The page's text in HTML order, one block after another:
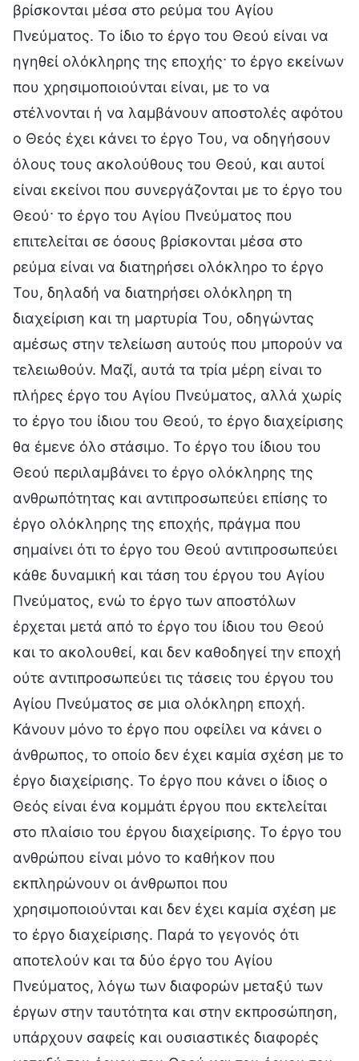
βρίσκονται μέσα στο ρεύμα του Αγίου
Πνεύματος. Το ίδιο το έργο του Θεού είναι να
ηγηθεί ολόκληρης της εποχής· το έργο εκείνων
που χρησιμοποιούνται είναι, με το να
στέλνονται ή να λαμβάνουν αποστολές αφότου
ο Θεός έχει κάνει το έργο Του, να οδηγήσουν
όλους τους ακολούθους του Θεού, και αυτοί
είναι εκείνοι που συνεργάζονται με το έργο του
Θεού· το έργο του Αγίου Πνεύματος που
επιτελείται σε όσους βρίσκονται μέσα στο
ρεύμα είναι να διατηρήσει ολόκληρο το έργο
Του, δηλαδή να διατηρήσει ολόκληρη τη
διαχείριση και τη μαρτυρία Του, οδηγώντας
αμέσως στην τελείωση αυτούς που μπορούν να
τελειωθούν. Μαζί, αυτά τα τρία μέρη είναι το
πλήρες έργο του Αγίου Πνεύματος, αλλά χωρίς
το έργο του ίδιου του Θεού, το έργο διαχείρισης
θα έμενε όλο στάσιμο. Το έργο του ίδιου του
Θεού περιλαμβάνει το έργο ολόκληρης της
ανθρωπότητας και αντιπροσωπεύει επίσης το
έργο ολόκληρης της εποχής, πράγμα που
σημαίνει ότι το έργο του Θεού αντιπροσωπεύει
κάθε δυναμική και τάση του έργου του Αγίου
Πνεύματος, ενώ το έργο των αποστόλων
έρχεται μετά από το έργο του ίδιου του Θεού
και το ακολουθεί, και δεν καθοδηγεί την εποχή
ούτε αντιπροσωπεύει τις τάσεις του έργου του
Αγίου Πνεύματος σε μια ολόκληρη εποχή.
Κάνουν μόνο το έργο που οφείλει να κάνει ο
άνθρωπος, το οποίο δεν έχει καμία σχέση με το
έργο διαχείρισης. Το έργο που κάνει ο ίδιος ο
Θεός είναι ένα κομμάτι έργου που εκτελείται
στο πλαίσιο του έργου διαχείρισης. Το έργο του
ανθρώπου είναι μόνο το καθήκον που
εκπληρώνουν οι άνθρωποι που
χρησιμοποιούνται και δεν έχει καμία σχέση με
το έργο διαχείρισης. Παρά το γεγονός ότι
αποτελούν και τα δύο έργο του Αγίου
Πνεύματος, λόγω των διαφορών μεταξύ των
έργων στην ταυτότητα και στην εκπροσώπηση,
υπάρχουν σαφείς και ουσιαστικές διαφορές